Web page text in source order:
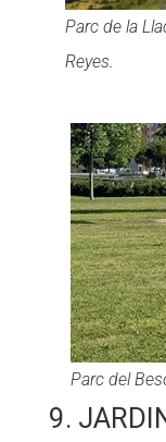
Parc de la
Reyes.
Parc del
9.